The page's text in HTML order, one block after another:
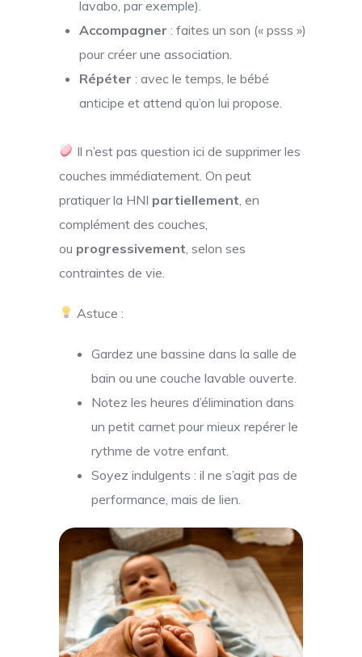
lavabo, par exemple).
Accompagner : faites un son (« psss »)
pour créer une association.
Répéter : avec le temps, le bébé
anticipe et attend qu’on lui propose.
Il n’est pas question ici de supprimer les
couches immédiatement. On peut
pratiquer la HNI partiellement , en
complément des couches,
ou progressivement , selon ses
contraintes de vie.
Astuce :
Gardez une bassine dans la salle de
bain ou une couche lavable ouverte.
Notez les heures d’élimination dans
un petit carnet pour mieux repérer le
rythme de votre enfant.
Soyez indulgents : il ne s’agit pas de
performance, mais de lien.